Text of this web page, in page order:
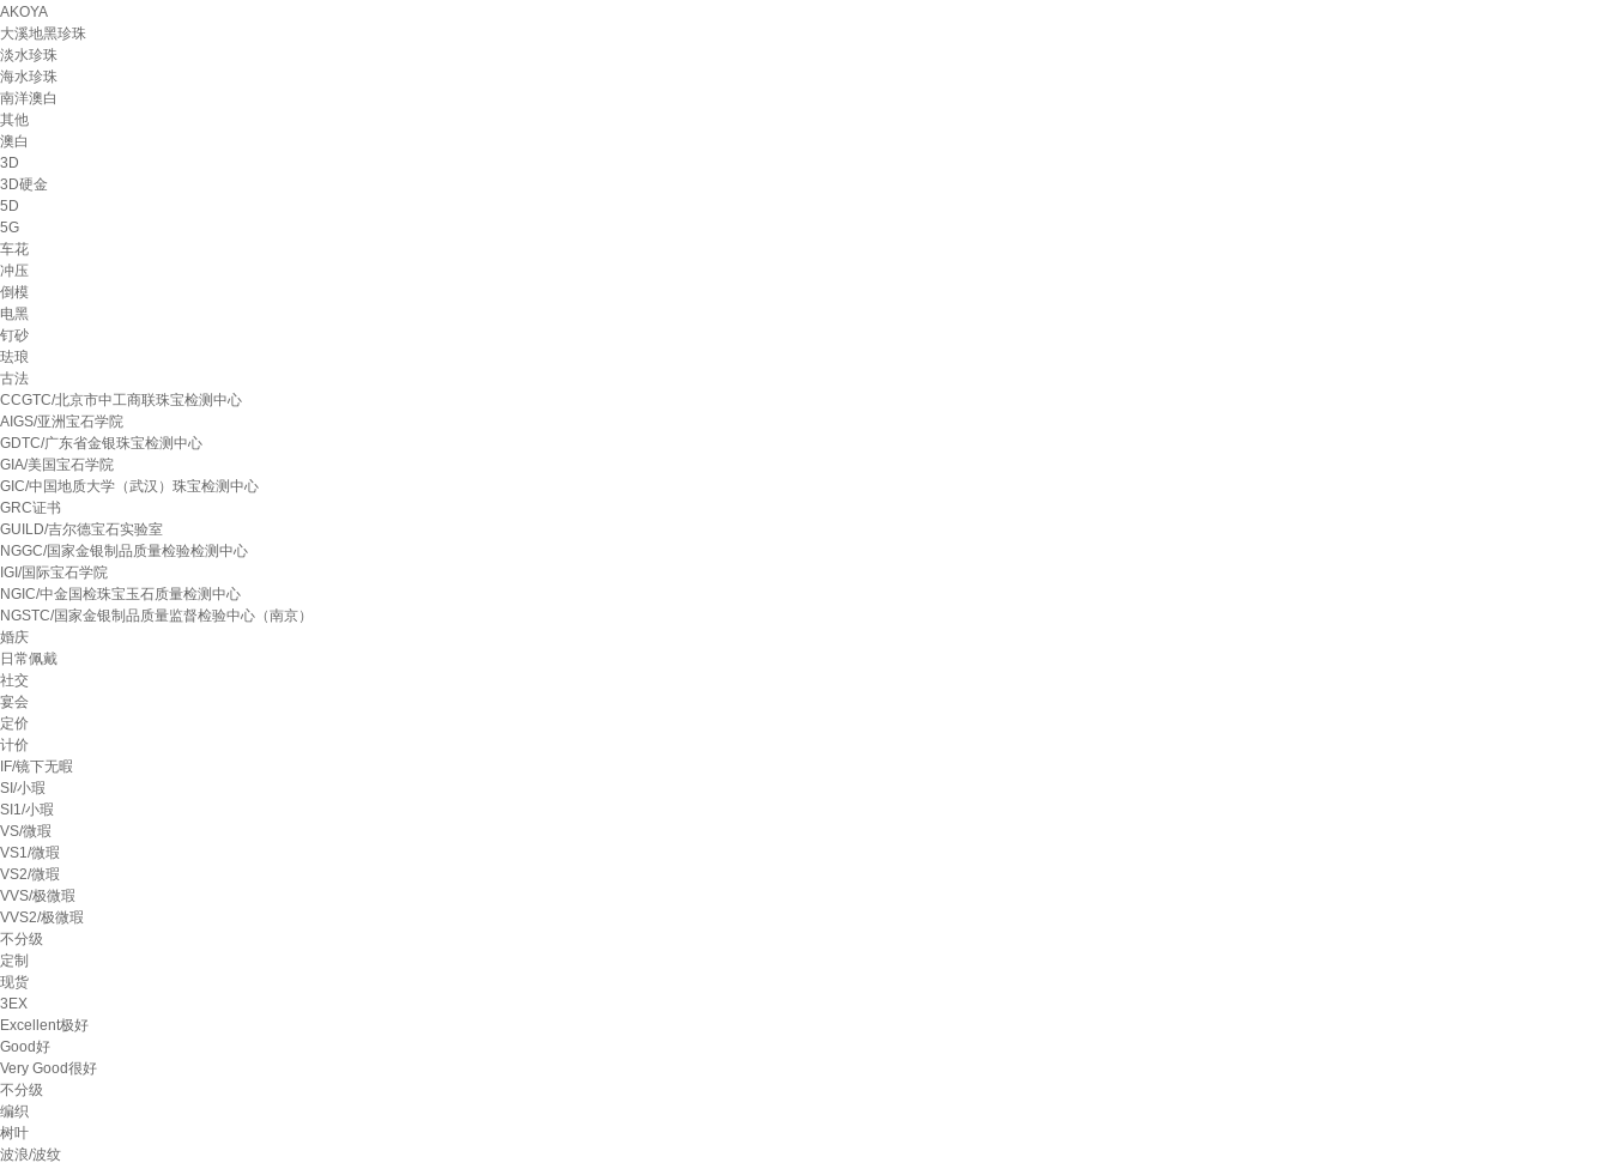
AKOYA
大溪地黑珍珠
淡水珍珠
海水珍珠
南洋澳白
其他
澳白
3D
3D硬金
5D
5G
车花
冲压
倒模
电黑
钉砂
珐琅
古法
CCGTC/北京市中工商联珠宝检测中心
AIGS/亚洲宝石学院
GDTC/广东省金银珠宝检测中心
GIA/美国宝石学院
GIC/中国地质大学（武汉）珠宝检测中心
GRC证书
GUILD/吉尔德宝石实验室
NGGC/国家金银制品质量检验检测中心
IGI/国际宝石学院
NGIC/中金国检珠宝玉石质量检测中心
NGSTC/国家金银制品质量监督检验中心（南京）
婚庆
日常佩戴
社交
宴会
定价
计价
IF/镜下无暇
SI/小瑕
SI1/小瑕
VS/微瑕
VS1/微瑕
VS2/微瑕
VVS/极微瑕
VVS2/极微瑕
不分级
定制
现货
3EX
Excellent极好
Good好
Very Good很好
不分级
编织
树叶
波浪/波纹